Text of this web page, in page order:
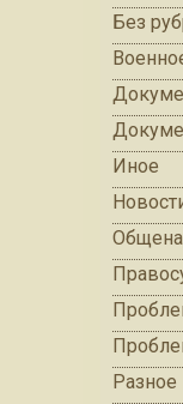
Без
Иное
Разное